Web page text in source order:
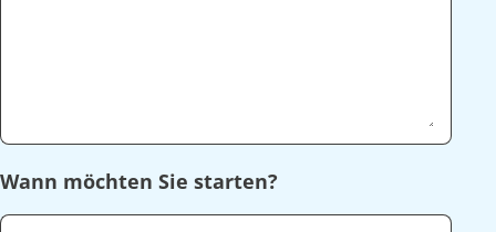
Wann möchten Sie starten?